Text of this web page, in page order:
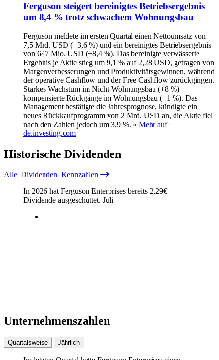
Ferguson steigert bereinigtes Betriebsergebnis
um 8,4 % trotz schwachem Wohnungsbau
Ferguson meldete im ersten Quartal einen Nettoumsatz von
7,5 Mrd. USD (+3,6 %) und ein bereinigtes Betriebsergebnis
von 647 Mio. USD (+8,4 %). Das bereinigte verwässerte
Ergebnis je Aktie stieg um 9,1 % auf 2,28 USD, getragen von
Margenverbesserungen und Produktivitätsgewinnen, während
der operative Cashflow und der Free Cashflow zurückgingen.
Starkes Wachstum im Nicht-Wohnungsbau (+8 %)
kompensierte Rückgänge im Wohnungsbau (−1 %). Das
Management bestätigte die Jahresprognose, kündigte ein
neues Rückkaufprogramm von 2 Mrd. USD an, die Aktie fiel
nach den Zahlen jedoch um 3,9 %. » Mehr auf
de.investing.com
Historische Dividenden
Alle Dividenden Kennzahlen
In 2026 hat Ferguson Enterprises bereits 2,29€
Dividende ausgeschüttet. Juli
Unternehmenszahlen
Quartalsweise Jährlich